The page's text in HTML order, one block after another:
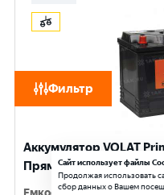
Фильтр
Аккумулятор VOLAT
Прямая, L+ D2
Сайт использует файлы
Продолжая использовать
сбор данных о Вашем